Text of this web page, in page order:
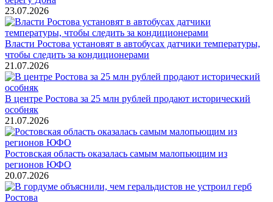
23.07.2026
Власти Ростова установят в автобусах датчики температуры,
чтобы следить за кондиционерами
21.07.2026
В центре Ростова за 25 млн рублей продают исторический
особняк
21.07.2026
Ростовская область оказалась самым малопьющим из
регионов ЮФО
20.07.2026